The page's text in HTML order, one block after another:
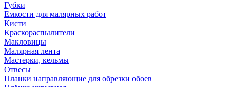
Губки
Емкости для малярных работ
Кисти
Краскораспылители
Макловицы
Малярная лента
Мастерки, кельмы
Отвесы
Планки направляющие для обрезки обоев